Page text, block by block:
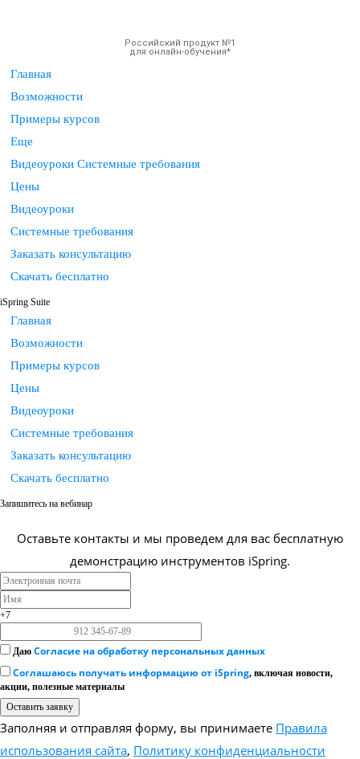
Российский продукт №1
для онлайн-обучения
Инструменты
Решения
Тарифы
Компания
База знаний
Задать вопрос
Проконсультироваться
Главная
Возможности
Примеры курсов
Еще
Видеоуроки Системные требования
Цены
Видеоуроки
Системные требования
Заказать консультацию
Скачать бесплатно
iSpring Suite
Главная
Возможности
Примеры курсов
Цены
Видеоуроки
Системные требования
Заказать консультацию
Скачать бесплатно
Запишитесь на вебинар
Оставьте контакты и мы проведем для вас бесплатную
демонстрацию инструментов iSpring.
+7
Даю Согласие на обработку персональных данных
Соглашаюсь получать информацию от iSpring, включая новости,
акции, полезные материалы
Заполняя и отправляя форму, вы принимаете Правила
использования сайта, Политику конфиденциальности